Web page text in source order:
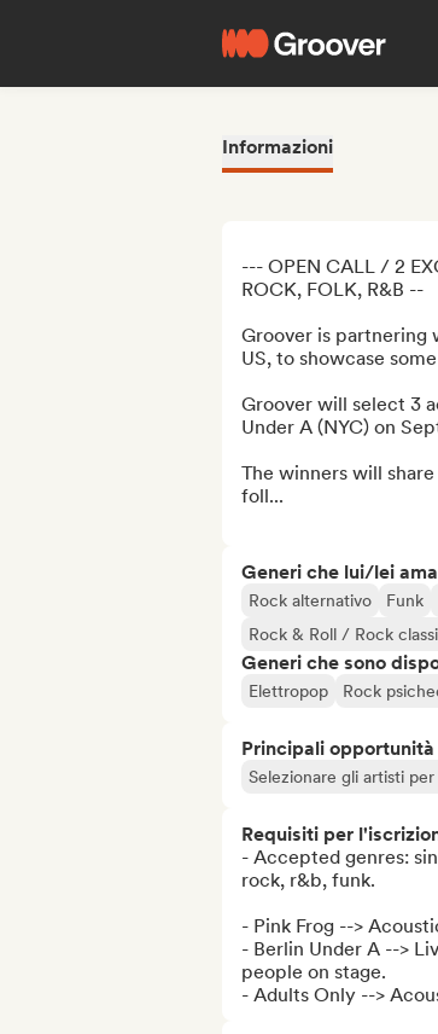
Informazioni
--- OPEN CALL / 2
ROCK, FOLK, R&B --
Groover is partnering
US, to showcase
Groover will select 3
Under A (NYC) on
The winners will
foll...
Generi che lui/lei ama
Rock alternativo Funk
Rock & Roll / Rock
Generi che sono
Elettropop Rock
Principali opportunità
Selezionare gli artisti
Requisiti per
- Accepted genres:
rock, r&b, funk.
- Pink Frog -->
- Berlin Under A -->
people on stage.
- Adults Only -->